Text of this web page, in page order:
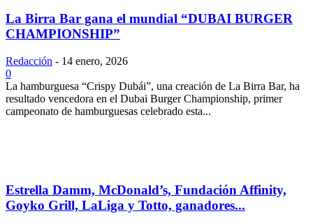
La Birra Bar gana el mundial “DUBAI BURGER
CHAMPIONSHIP”
Redacción - 14 enero, 2026
0
La hamburguesa “Crispy Dubái”, una creación de La Birra Bar, ha
resultado vencedora en el Dubai Burger Championship, primer
campeonato de hamburguesas celebrado esta...
Estrella Damm, McDonald’s, Fundación Affinity,
Goyko Grill, LaLiga y Totto, ganadores...